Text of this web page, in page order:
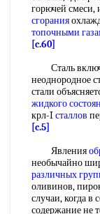
горючей смеси,
сгорания
топочными
[c.60]
Сталь
неоднородное
стали
жидкого
крл-Iсталлов
[c.5]
Явления
необычайно
различных
оливинов,
случаи, когда в
содержание не